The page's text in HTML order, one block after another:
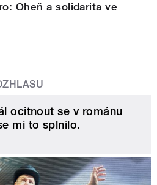
Oheň a solidarita ve
ocitnout se v románu
mi to splnilo.